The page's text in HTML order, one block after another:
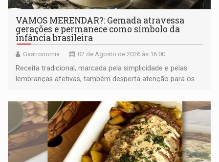
VAMOS MERENDAR?: Gemada atravessa
gerações e permanece como símbolo da
infância brasileira
Gastronomia 02 de Agosto de 2026 às 16:00
Receita tradicional, marcada pela simplicidade e pelas
lembranças afetivas, também desperta atenção para os